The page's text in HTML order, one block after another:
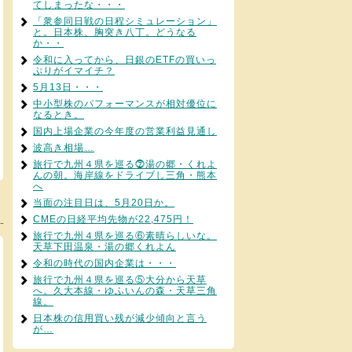
てしまったな・・・
「衆参同日戦の日程シミュレーション」
と。日本株、胸突き八丁。どうなる
か・・
令和に入ってから、日銀のETFの買いっ
ぷりがイマイチ？
5月13日・・・
中小型株のパフォーマンスが相対優位に
なるとき。
国内上場企業の今年度の営業利益見通し
波高き相場…
旅行で九州４県を巡る⓻湯の郷・くれよ
んの朝。海岸線をドライブし三角・熊本
へ
当面の注目日は、5月20日か。
CMEの日経平均先物が22,475円！
旅行で九州４県を巡る⑥素晴らしいな。
天草下田温泉・湯の郷くれよん
令和の時代の国内企業は・・・
旅行で九州４県を巡る⑤大分から天草
へ。久大本線・ゆふいんの森・天草三角
線。
日本株の信用買い残が減少傾向と言う
が…